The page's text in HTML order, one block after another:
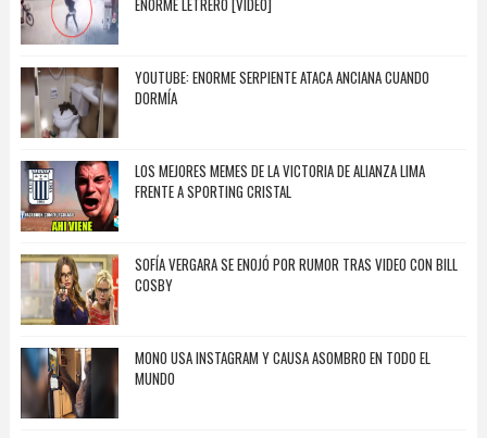
ENORME LETRERO [VIDEO]
YOUTUBE: ENORME SERPIENTE ATACA ANCIANA CUANDO
DORMÍA
LOS MEJORES MEMES DE LA VICTORIA DE ALIANZA LIMA
FRENTE A SPORTING CRISTAL
SOFÍA VERGARA SE ENOJÓ POR RUMOR TRAS VIDEO CON BILL
COSBY
MONO USA INSTAGRAM Y CAUSA ASOMBRO EN TODO EL
MUNDO